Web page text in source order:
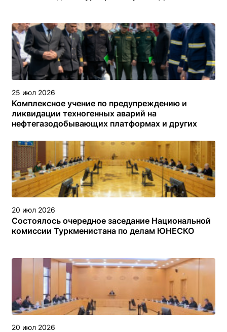
25 июл 2026
Комплексное учение по предупреждению и
ликвидации техногенных аварий на
нефтегазодобывающих платформах и других
туркменском секторе Каспийского моря
20 июл 2026
Состоялось очередное заседание Национальной
комиссии Туркменистана по делам ЮНЕСКО
20 июл 2026